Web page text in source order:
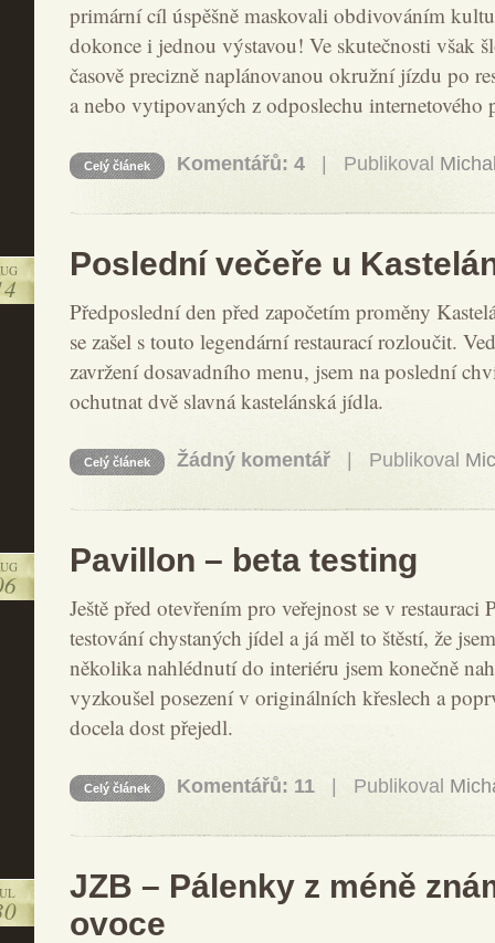
primární cíl úspěšně maskovali obdivováním
dokonce i jednou výstavou! Ve skutečnosti však
časově precizně naplánovanou okružní jízdu po
a nebo vytipovaných z odposlechu internetového
Celý článek Komentářů: 4| Publikoval
Poslední večeře u
Předposlední den před započetím proměny
se zašel s touto legendární restaurací rozloučit.
zavržení dosavadního menu, jsem na poslední
ochutnat dvě slavná kastelánská jídla.
Celý článek Žádný komentář| Publikoval
Pavillon – beta testing
Ještě před otevřením pro veřejnost se v restauraci
testování chystaných jídel a já měl to štěstí, že
několika nahlédnutí do interiéru jsem konečně
vyzkoušel posezení v originálních křeslech a
docela dost přejedl.
Celý článek Komentářů: 11| Publikoval
JZB – Pálenky z méně
ovoce